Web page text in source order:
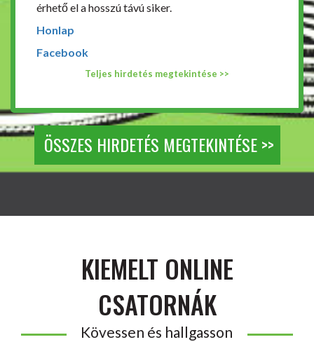
érhető el a hosszú távú siker.
Honlap
Facebook
Teljes hirdetés megtekintése >>
ÖSSZES HIRDETÉS MEGTEKINTÉSE >>
KIEMELT ONLINE
CSATORNÁK
Kövessen és hallgasson